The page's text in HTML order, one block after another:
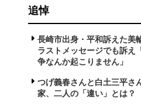
追悼
長崎市出身・平和訴えた美
ラストメッセージでも訴
争なんか起こりません」
つげ義春さんと白土三平
家、二人の「違い」とは？